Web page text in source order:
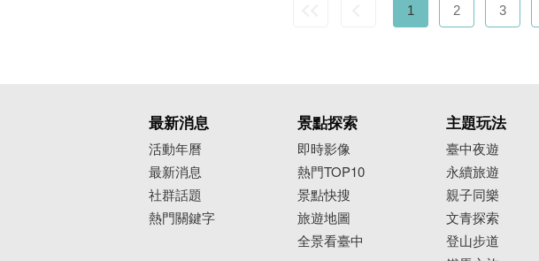
1 2 3
最新消息
活動年曆
最新消息
社群話題
熱門關鍵字
景點探索
即時影像
熱門TOP10
景點快搜
旅遊地圖
全景看臺中
主題玩法
臺中夜遊
永續旅遊
親子同樂
文青探索
登山步道